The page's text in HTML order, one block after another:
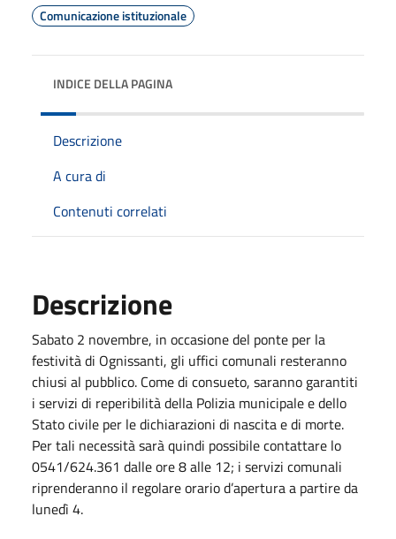
Comunicazione istituzionale
INDICE DELLA PAGINA
Descrizione
A cura di
Contenuti correlati
Descrizione
Sabato 2 novembre, in occasione del ponte per la
festività di Ognissanti, gli uffici comunali resteranno
chiusi al pubblico. Come di consueto, saranno garantiti
i servizi di reperibilità della Polizia municipale e dello
Stato civile per le dichiarazioni di nascita e di morte.
Per tali necessità sarà quindi possibile contattare lo
0541/624.361 dalle ore 8 alle 12; i servizi comunali
riprenderanno il regolare orario d’apertura a partire da
lunedì 4.